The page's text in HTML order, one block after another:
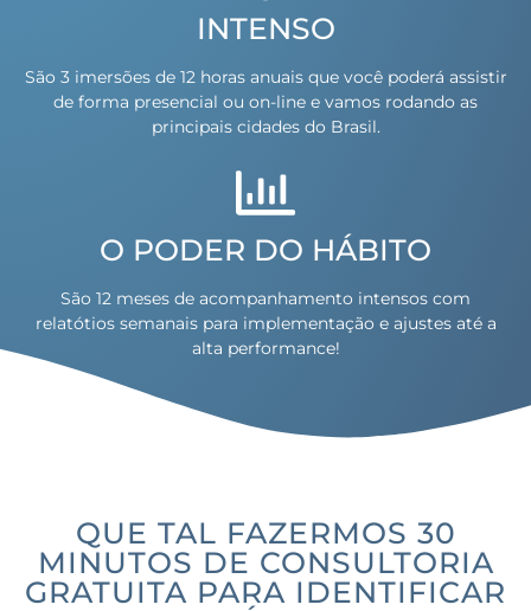
INTENSO
São 3 imersões de 12 horas anuais que você poderá assistir
de forma presencial ou on-line e vamos rodando as
principais cidades do Brasil.
O PODER DO HÁBITO
São 12 meses de acompanhamento intensos com
relatótios semanais para implementação e ajustes até a
alta performance!
QUE TAL FAZERMOS 30
MINUTOS DE CONSULTORIA
GRATUITA PARA IDENTIFICAR